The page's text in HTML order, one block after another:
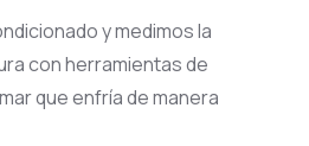
y medimos la
con herramientas de
que enfría de manera